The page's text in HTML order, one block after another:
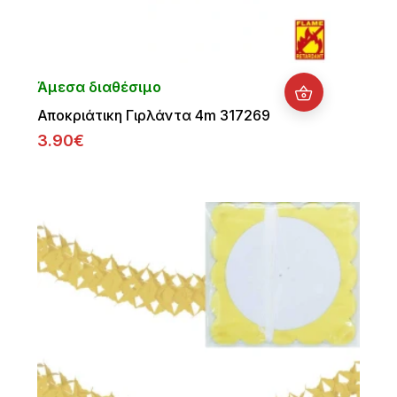
Άμεσα διαθέσιμο
Αποκριάτικη Γιρλάντα 4m 317269
3.90€